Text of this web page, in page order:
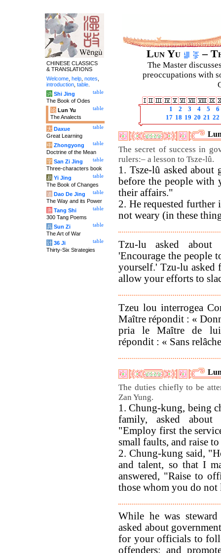
Lun Yu –
The Master
preoccupations with
1 2 3 4 5
6
17 18 19 20 21 22
The secret of success in
rulers:– a lesson to Tsze-lû.
1. Tsze-lû asked about
before the people with
their affairs."
2. He requested further
not weary (in these
Tzu-lu asked about
'Encourage the people
yourself.' Tzu-lu asked
allow your efforts to
Tzeu lou interrogea
Maître répondit : «
pria le Maître de lui
répondit : « Sans
The duties chiefly to be
Zan Yung.
1. Chung-kung, being
family, asked about
"Employ first the
small faults, and raise
2. Chung-kung said,
and talent, so that I
answered, "Raise to
those whom you do
While he was
asked about
for your officials to
offenders; and
CHINESE CLASSICS
& TRANSLATIONS
Welcome help notes
introduction table
table
诗 Shi Jing
The Book of Odes
table
论 Lun Yu
The Analects
table
大 Daxue
Great Learning
table
中 Zhongyong
Doctrine of the Mean
table
字 San Zi Jing
Three-characters book
table
易 Yi Jing
The Book of Changes
table
道 Dao De Jing
The Way and its Power
table
唐 Tang Shi
300 Tang Poems
table
兵 Sun Zi
The Art of War
table
计 36 Ji
Thirty-Six Strategies